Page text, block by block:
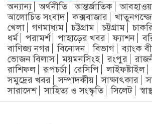
অন্যান্য অর্থনীতি আন্তর্জাতিক
আলোচিত সংবাদ
কক্সবাজার
খেলা
গণমাধ্যম চট্টগ্রাম চট্টগ্রাম
ধর্ম
পরামর্শ পাহাড়ের খবর ফ্যাশন
বাণিজ্য নগর
বিনোদন বিভাগ ব্যাংক
ভোজন বিলাস
ময়মনসিংহ রংপুর
রাশিফল
রূপচর্চা রেসিপি লাইফষ্টাইল
সমুদ্রের খবর
সম্পাদকীয় সাক্ষাৎকার
সারাদেশ
সাহিত্য ও সংস্কৃতি সিলেট